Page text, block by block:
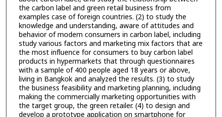
the carbon label and green retail business from
examples case of foreign countries. (2) to study the
knowledge and understanding, aware of attitudes and
behavior of modern consumers in carbon label, including
study various factors and marketing mix factors that are
the most influence for consumers to buy carbon label
products in hypermarkets that through questionnaires
with a sample of 400 people aged 18 years or above,
living in Bangkok and analyzed the results. (3) to study
the business feasibility and marketing planning, including
making the commercially marketing opportunities with
the target group, the green retailer. (4) to design and
develop a prototype application on smartphone for